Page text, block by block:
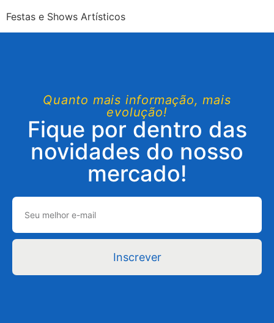
Festas e Shows Artísticos
Quanto mais informação, mais
evolução!
Fique por dentro das
novidades do nosso
mercado!
Inscrever